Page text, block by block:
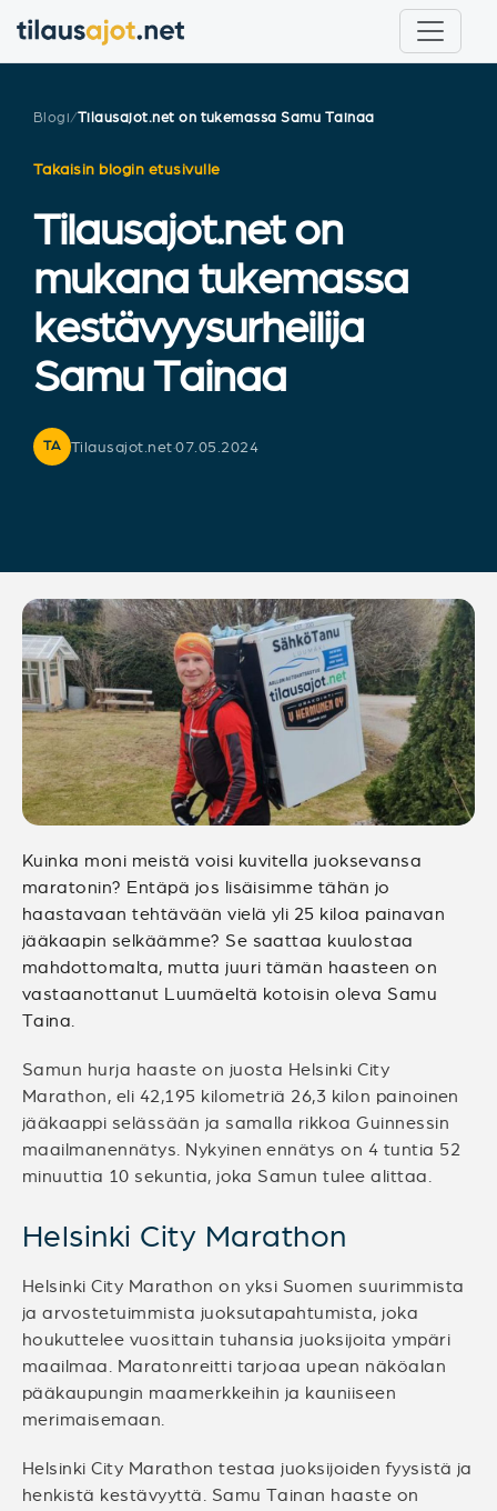
Blogi/Tilausajot.net on tukemassa Samu Tainaa
Takaisin blogin etusivulle
Tilausajot.net on
mukana tukemassa
kestävyysurheilija
Samu Tainaa
TA Tilausajot.net·07.05.2024
Kuinka moni meistä voisi kuvitella juoksevansa
maratonin? Entäpä jos lisäisimme tähän jo
haastavaan tehtävään vielä yli 25 kiloa painavan
jääkaapin selkäämme? Se saattaa kuulostaa
mahdottomalta, mutta juuri tämän haasteen on
vastaanottanut Luumäeltä kotoisin oleva Samu
Taina.
Samun hurja haaste on juosta Helsinki City
Marathon, eli 42,195 kilometriä 26,3 kilon painoinen
jääkaappi selässään ja samalla rikkoa Guinnessin
maailmanennätys. Nykyinen ennätys on 4 tuntia 52
minuuttia 10 sekuntia, joka Samun tulee alittaa.
Helsinki City Marathon
Helsinki City Marathon on yksi Suomen suurimmista
ja arvostetuimmista juoksutapahtumista, joka
houkuttelee vuosittain tuhansia juoksijoita ympäri
maailmaa. Maratonreitti tarjoaa upean näköalan
pääkaupungin maamerkkeihin ja kauniiseen
merimaisemaan.
Helsinki City Marathon testaa juoksijoiden fyysistä ja
henkistä kestävyyttä. Samu Tainan haaste on